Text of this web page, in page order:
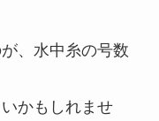
、水中糸の号数
かもしれませ